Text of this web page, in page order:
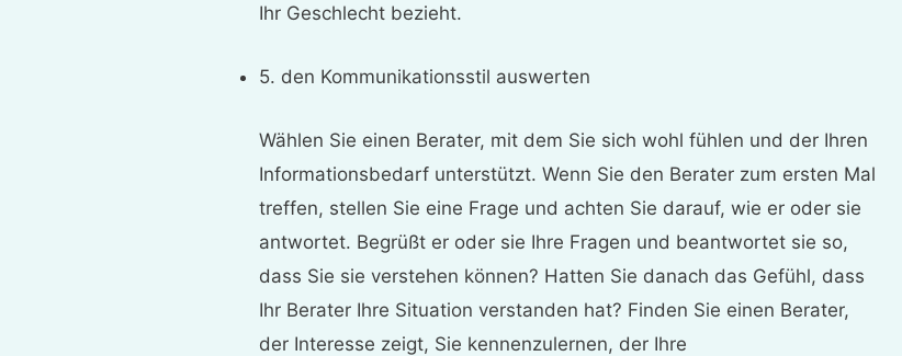
Ihr Geschlecht bezieht.
5. den Kommunikationsstil auswerten
Wählen Sie einen Berater, mit dem Sie sich wohl fühlen und der Ihren
Informationsbedarf unterstützt. Wenn Sie den Berater zum ersten Mal
treffen, stellen Sie eine Frage und achten Sie darauf, wie er oder sie
antwortet. Begrüßt er oder sie Ihre Fragen und beantwortet sie so,
dass Sie sie verstehen können? Hatten Sie danach das Gefühl, dass
Ihr Berater Ihre Situation verstanden hat? Finden Sie einen Berater,
der Interesse zeigt, Sie kennenzulernen, der Ihre